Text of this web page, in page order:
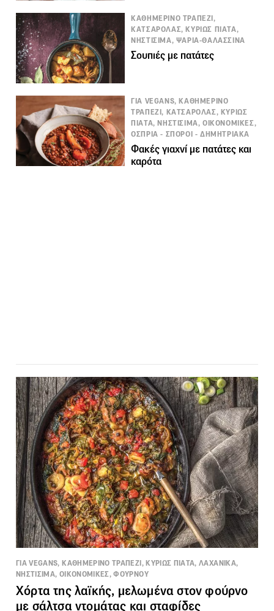
ΚΑΘΗΜΕΡΙΝΟ ΤΡΑΠΕΖΙ,
ΚΑΤΣΑΡΟΛΑΣ, ΚΥΡΙΩΣ ΠΙΑΤΑ,
ΝΗΣΤΙΣΙΜΑ, ΨΑΡΙΑ-ΘΑΛΑΣΣΙΝΑ
Σουπιές με πατάτες
ΓΙΑ VEGANS, ΚΑΘΗΜΕΡΙΝΟ
ΤΡΑΠΕΖΙ, ΚΑΤΣΑΡΟΛΑΣ, ΚΥΡΙΩΣ
ΠΙΑΤΑ, ΝΗΣΤΙΣΙΜΑ, ΟΙΚΟΝΟΜΙΚΕΣ,
ΟΣΠΡΙΑ - ΣΠΟΡΟΙ - ΔΗΜΗΤΡΙΑΚΑ
Φακές γιαχνί με πατάτες και
καρότα
ΓΙΑ VEGANS, ΚΑΘΗΜΕΡΙΝΟ ΤΡΑΠΕΖΙ, ΚΥΡΙΩΣ ΠΙΑΤΑ, ΛΑΧΑΝΙΚΑ,
ΝΗΣΤΙΣΙΜΑ, ΟΙΚΟΝΟΜΙΚΕΣ, ΦΟΥΡΝΟΥ
Χόρτα της λαϊκής, μελωμένα στον φούρνο
με σάλτσα ντομάτας και σταφίδες